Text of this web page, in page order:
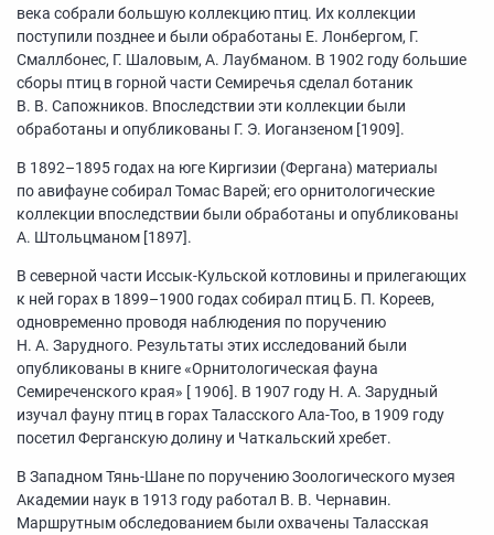
века собрали большую коллекцию птиц. Их коллекции
поступили позднее и были обработаны Е. Лонбергом, Г.
Смаллбонес, Г. Шаловым, А. Лаубманом. В 1902 году большие
сборы птиц в горной части Семиречья сделал ботаник
В. В. Сапожников. Впоследствии эти коллекции были
обработаны и опубликованы Г. Э. Иоганзеном [1909].
В 1892–1895 годах на юге Киргизии (Фергана) материалы
по авифауне собирал Томас Варей; его орнитологические
коллекции впоследствии были обработаны и опубликованы
А. Штольцманом [1897].
В северной части Иссык-Кульской котловины и прилегающих
к ней горах в 1899–1900 годах собирал птиц Б. П. Кореев,
одновременно проводя наблюдения по поручению
Н. А. Зарудного. Результаты этих исследований были
опубликованы в книге «Орнитологическая фауна
Семиреченского края» [ 1906]. В 1907 году Н. А. Зарудный
изучал фауну птиц в горах Таласского Ала-Too, в 1909 году
посетил Ферганскую долину и Чаткальский хребет.
В Западном Тянь-Шане по поручению Зоологического музея
Академии наук в 1913 году работал В. В. Чернавин.
Маршрутным обследованием были охвачены Таласская